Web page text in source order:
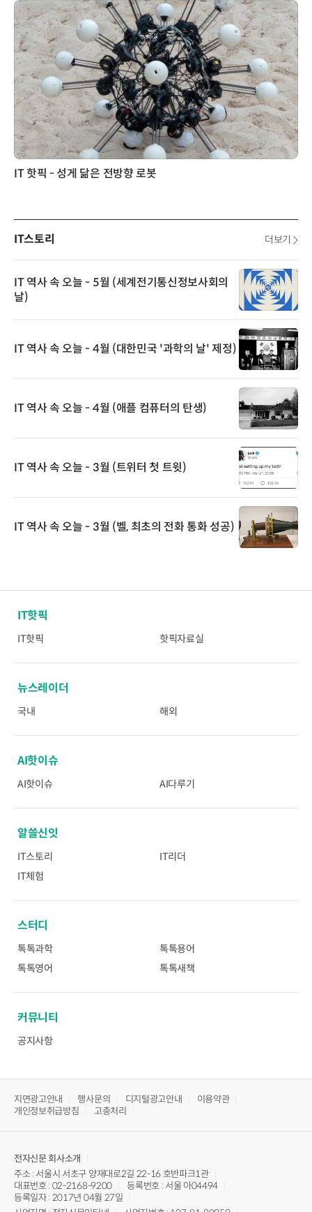
IT 핫픽 - 성게 닮은 전방향 로봇
IT스토리 더보기
IT 역사 속 오늘 - 5월 (세계전기통신정보사회의
날)
IT 역사 속 오늘 - 4월 (대한민국 '과학의 날' 제정)
IT 역사 속 오늘 - 4월 (애플 컴퓨터의 탄생)
IT 역사 속 오늘 - 3월 (트위터 첫 트윗)
IT 역사 속 오늘 - 3월 (벨, 최초의 전화 통화 성공)
IT핫픽
IT핫픽 핫픽자료실
뉴스레이더
국내 해외
AI핫이슈
AI핫이슈 AI다루기
알쓸신잇
IT스토리
IT리더
IT체험
스터디
톡톡과학
톡톡용어
톡톡영어
톡톡새책
커뮤니티
공지사항
지면광고안내 행사문의 디지털광고안내
이용약관
개인정보취급방침
고충처리
전자신문회사소개
주소 : 서울시 서초구 양재대로2길 22-16 호반파크1관
대표번호 : 02-2168-9200
등록번호 : 서울 아04494
등록일자 : 2017년 04월 27일